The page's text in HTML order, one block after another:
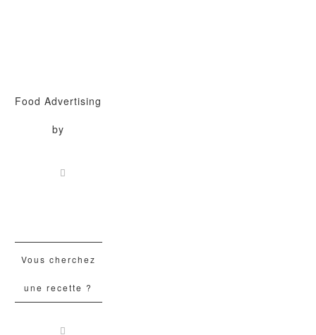
Food Advertising
by
Vous cherchez
une recette ?